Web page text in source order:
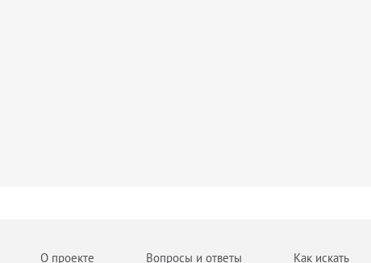
О проекте Вопросы и ответы Как искать